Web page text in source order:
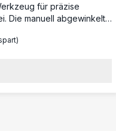
für präzise
Die manuell abgewinkelte
Eigenschaften im
sogenannte